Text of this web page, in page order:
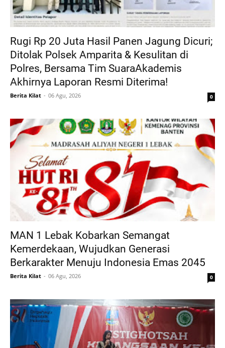
Rugi Rp 20 Juta Hasil Panen Jagung Dicuri;
Ditolak Polsek Amparita & Kesulitan di
Polres, Bersama Tim SuaraAkademis
Akhirnya Laporan Resmi Diterima!
Berita Kilat 06 Agu, 2026 0
MAN 1 Lebak Kobarkan Semangat
Kemerdekaan, Wujudkan Generasi
Berkarakter Menuju Indonesia Emas 2045
Berita Kilat 06 Agu, 2026 0